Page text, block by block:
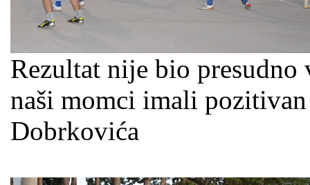
Rezultat nije bio presudno
naši momci imali
Dobrkovića